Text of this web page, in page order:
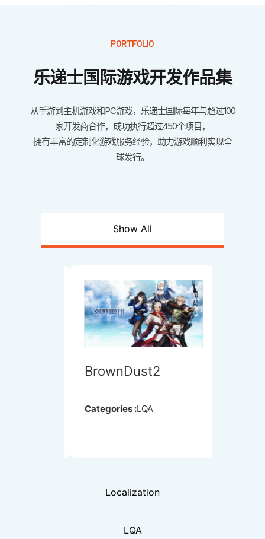
PORTFOLIO
乐递士国际游戏开发作品集
从手游到主机游戏和PC游戏，乐递士国际每年与超过100
家开发商合作，成功执行超过450个项目，
拥有丰富的定制化游戏服务经验，助力游戏顺利实现全
球发行。
Show All
Localization
LQA
BrownDust2
Categories :LQA